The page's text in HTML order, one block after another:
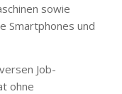
sowie
Smartphones und
Job-
ohne